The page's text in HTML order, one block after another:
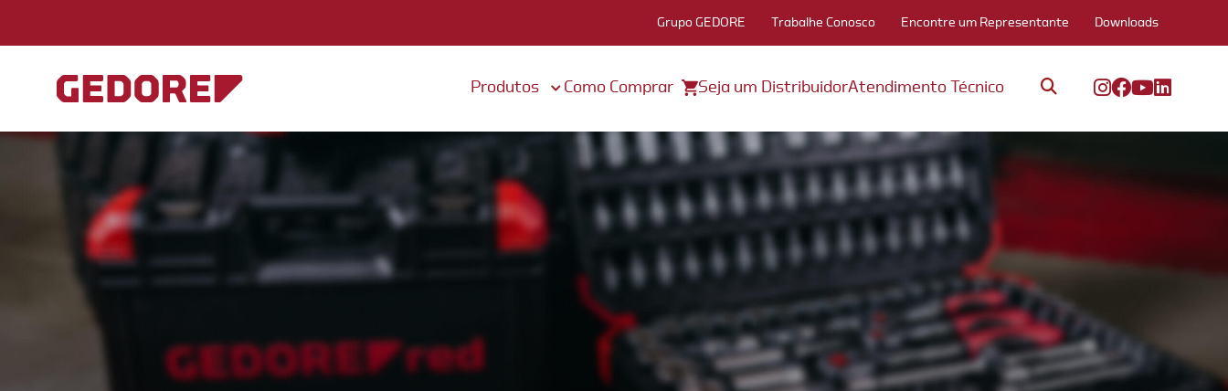
Grupo GEDORE Trabalhe Conosco Encontre um Representante Downloads
Produtos Como Comprar Seja um DistribuidorAtendimento Técnico